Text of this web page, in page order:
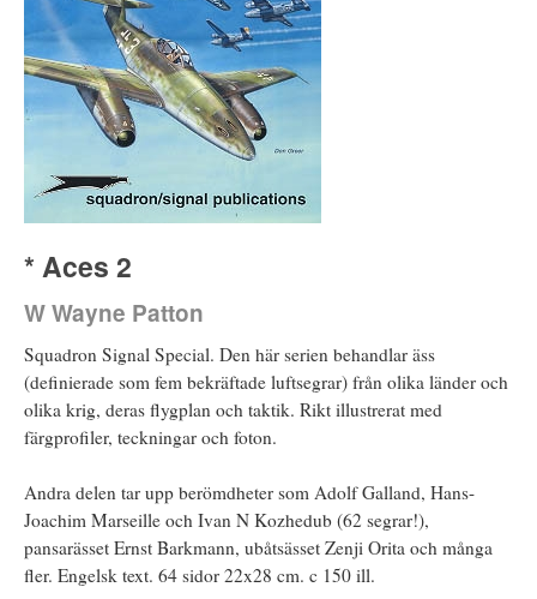
* Aces 2
W Wayne Patton
Squadron Signal Special. Den här serien behandlar äss
(definierade som fem bekräftade luftsegrar) från olika länder och
olika krig, deras flygplan och taktik. Rikt illustrerat med
färgprofiler, teckningar och foton.
Andra delen tar upp berömdheter som Adolf Galland, Hans-
Joachim Marseille och Ivan N Kozhedub (62 segrar!),
pansarässet Ernst Barkmann, ubåtsässet Zenji Orita och många
fler. Engelsk text. 64 sidor 22x28 cm. c 150 ill.